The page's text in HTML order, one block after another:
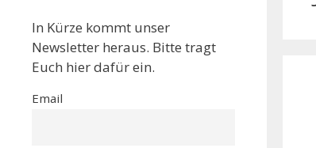
In Kürze kommt unser
Newsletter heraus. Bitte tragt
Euch hier dafür ein.
Email